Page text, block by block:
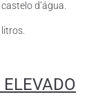
d’água.